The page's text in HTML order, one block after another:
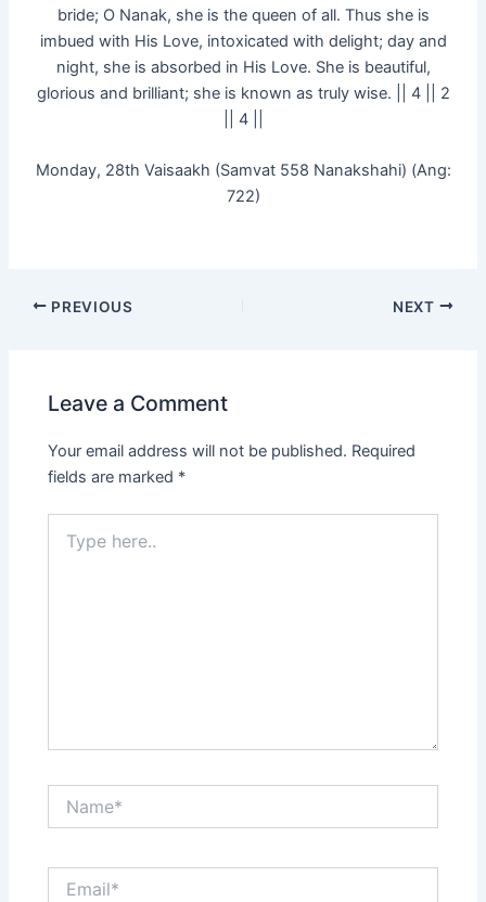
bride; O Nanak, she is the queen of all. Thus she is
imbued with His Love, intoxicated with delight; day and
night, she is absorbed in His Love. She is beautiful,
glorious and brilliant; she is known as truly wise. || 4 || 2
|| 4 ||
Monday, 28th Vaisaakh (Samvat 558 Nanakshahi) (Ang:
722)
PREVIOUS NEXT
Leave a Comment
Your email address will not be published. Required
fields are marked *
here..